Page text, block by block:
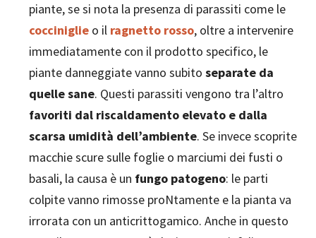
piante, se si nota la presenza di parassiti come le
cocciniglie o il ragnetto rosso, oltre a intervenire
immediatamente con il prodotto specifico, le
piante danneggiate vanno subito separate da
quelle sane. Questi parassiti vengono tra l’altro
favoriti dal riscaldamento elevato e dalla
scarsa umidità dell’ambiente. Se invece scoprite
macchie scure sulle foglie o marciumi dei fusti o
basali, la causa è un fungo patogeno: le parti
colpite vanno rimosse proNtamente e la pianta va
irrorata con un anticrittogamico. Anche in questo